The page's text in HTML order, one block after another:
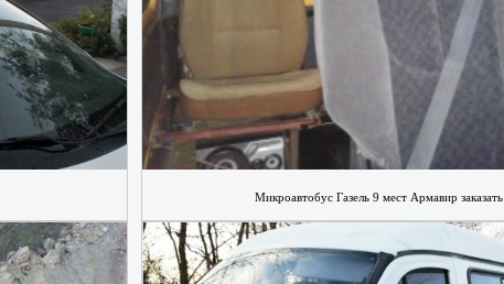
Микроавтобус Газель 9 мест Армавир заказать